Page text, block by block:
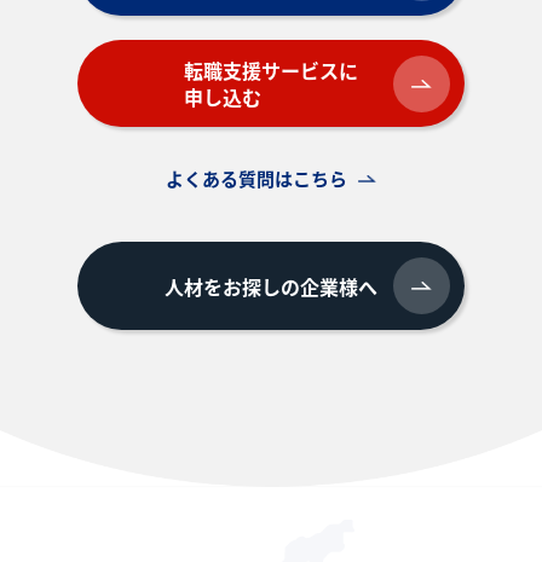
転職支援サービスに
申し込む
よくある質問はこちら
人材をお探しの企業様へ